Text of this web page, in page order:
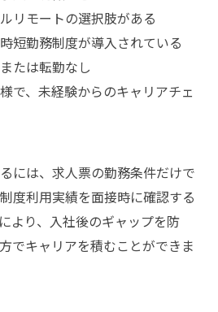
リモートの選択肢がある
短勤務制度が導入されている
たは転勤なし
で、未経験からのキャリアチェ
には、求人票の勤務条件だけで
度利用実績を面接時に確認する
より、入社後のギャップを防
でキャリアを積むことができま